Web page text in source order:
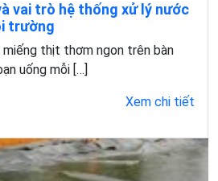
vai trò hệ thống xử lý nước
trường
miếng thịt thơm ngon trên bàn
uống mỗi […]
Xem chi tiết